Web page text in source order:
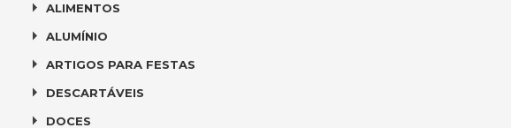
ALIMENTOS
ALUMÍNIO
ARTIGOS PARA FESTAS
DESCARTÁVEIS
DOCES